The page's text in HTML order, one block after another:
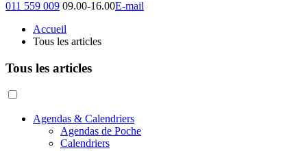
011 559 009 09.00-16.00E-mail
Accueil
Tous les articles
Tous les articles
Agendas & Calendriers
Agendas de Poche
Calendriers